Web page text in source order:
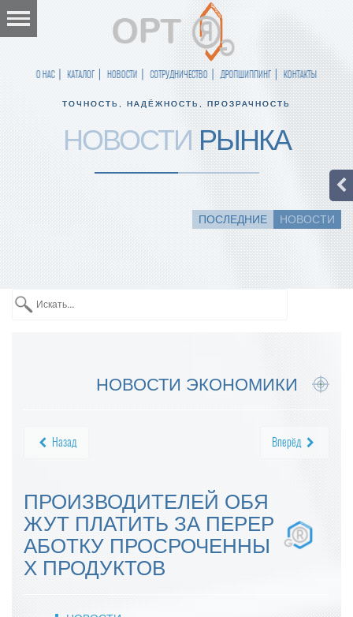
О НАС КАТАЛОГ НОВОСТИ СОТРУДНИЧЕСТВО ДРОПШИППИНГ КОНТАКТЫ
ТОЧНОСТЬ, НАДЁЖНОСТЬ, ПРОЗРАЧНОСТЬ
НОВОСТИ РЫНКА
ПОСЛЕДНИЕ НОВОСТИ
НОВОСТИ ЭКОНОМИКИ
Назад Вперёд
ПРОИЗВОДИТЕЛЕЙ ОБЯ
ЖУТ ПЛАТИТЬ ЗА ПЕРЕР
АБОТКУ ПРОСРОЧЕННЫ
Х ПРОДУКТОВ